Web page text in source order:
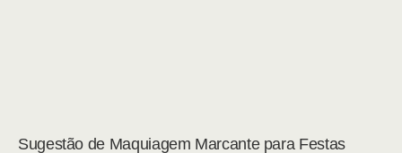
Sugestão de Maquiagem Marcante para Festas